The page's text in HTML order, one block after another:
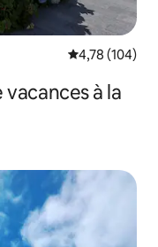
Évaluation
4,78 (104)
à la